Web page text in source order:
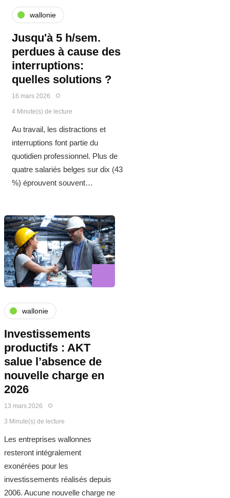
wallonie
Jusqu'à 5 h/sem.
perdues à cause des
interruptions:
quelles solutions ?
16 mars 2026
4 Minute(s) de lecture
Au travail, les distractions et
interruptions font partie du
quotidien professionnel. Plus de
quatre salariés belges sur dix (43
%) éprouvent souvent…
wallonie
Investissements
productifs : AKT
salue l’absence de
nouvelle charge en
2026
13 mars 2026
3 Minute(s) de lecture
Les entreprises wallonnes
resteront intégralement
exonérées pour les
investissements réalisés depuis
2006. Aucune nouvelle charge ne